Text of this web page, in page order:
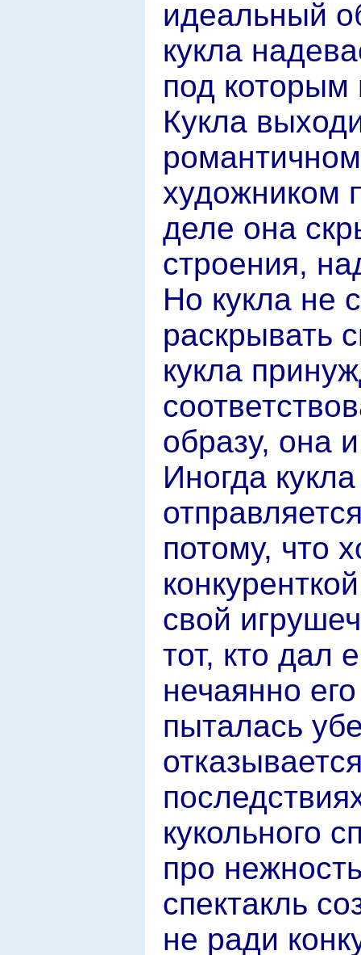
идеальный
кукла
под которым
Кукла
художником
деле она
строения,
Но кукла не
раскрывать
кукла
образу, она
Иногда
потому, что
свой
тот, кто дал
нечаянно
пыталась
кукольного
про
спектакль
не ради